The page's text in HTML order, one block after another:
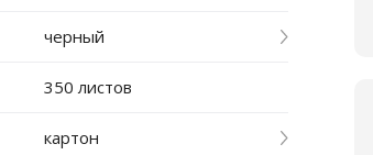
черный
350 листов
картон